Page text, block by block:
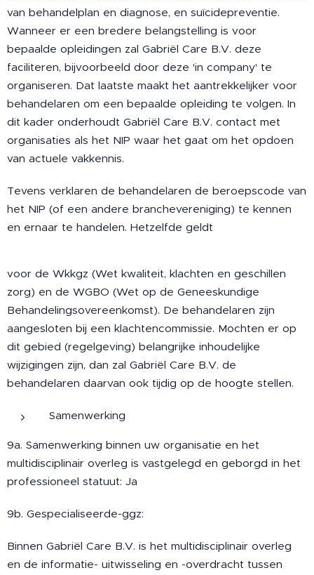
van behandelplan en diagnose, en suïcidepreventie.
Wanneer er een bredere belangstelling is voor
bepaalde opleidingen zal Gabriël Care B.V. deze
faciliteren, bijvoorbeeld door deze 'in company' te
organiseren. Dat laatste maakt het aantrekkelijker voor
behandelaren om een bepaalde opleiding te volgen. In
dit kader onderhoudt Gabriël Care B.V. contact met
organisaties als het NIP waar het gaat om het opdoen
van actuele vakkennis.
Tevens verklaren de behandelaren de beroepscode van
het NIP (of een andere branchevereniging) te kennen
en ernaar te handelen. Hetzelfde geldt
voor de Wkkgz (Wet kwaliteit, klachten en geschillen
zorg) en de WGBO (Wet op de Geneeskundige
Behandelingsovereenkomst). De behandelaren zijn
aangesloten bij een klachtencommissie. Mochten er op
dit gebied (regelgeving) belangrijke inhoudelijke
wijzigingen zijn, dan zal Gabriël Care B.V. de
behandelaren daarvan ook tijdig op de hoogte stellen.
Samenwerking
9a. Samenwerking binnen uw organisatie en het
multidisciplinair overleg is vastgelegd en geborgd in het
professioneel statuut: Ja
9b. Gespecialiseerde-ggz:
Binnen Gabriël Care B.V. is het multidisciplinair overleg
en de informatie- uitwisseling en -overdracht tussen